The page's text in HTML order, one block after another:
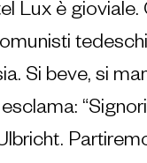
Lux è gioviale.
Si beve, si